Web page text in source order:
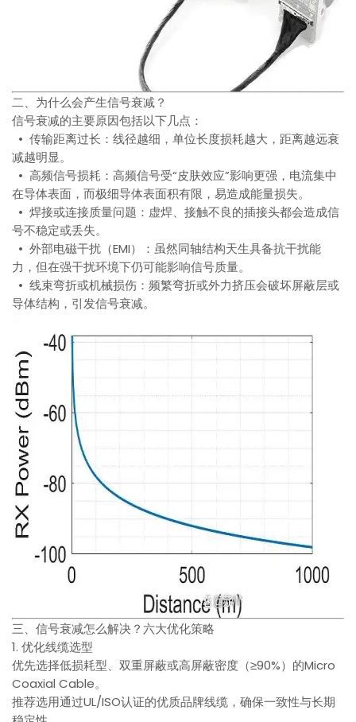
二、为什么会产生信号衰减？
信号衰减的主要原因包括以下几点：
• 传输距离过长：线径越细，单位长度损耗越大，距离越远衰
减越明显。
• 高频信号损耗：高频信号受“皮肤效应”影响更强，电流集中
在导体表面，而极细导体表面积有限，易造成能量损失。
• 焊接或连接质量问题：虚焊、接触不良的插接头都会造成信
号不稳定或丢失。
• 外部电磁干扰（EMI）：虽然同轴结构天生具备抗干扰能
力，但在强干扰环境下仍可能影响信号质量。
• 线束弯折或机械损伤：频繁弯折或外力挤压会破坏屏蔽层或
导体结构，引发信号衰减。
三、信号衰减怎么解决？六大优化策略
1. 优化线缆选型
优先选择低损耗型、双重屏蔽或高屏蔽密度（≥90%）的Micro
Coaxial Cable。
推荐选用通过UL/ISO认证的优质品牌线缆，确保一致性与长期